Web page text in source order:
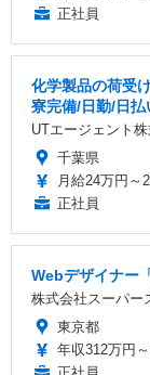
正社員
化学製品の荷受
寮完備/日勤/日
UTエージェント
千葉県
月給24万円～
正社員
Webデザイナー
株式会社スーパー
東京都
年収312万円